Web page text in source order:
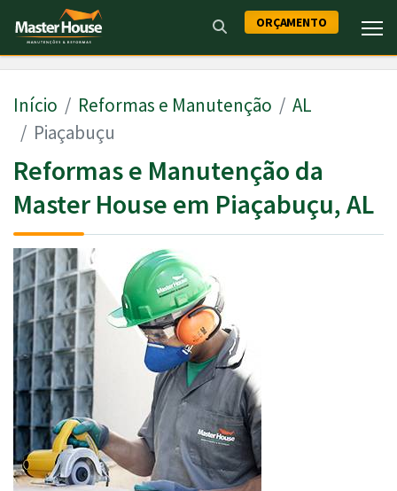
ORÇAMENTO
Início Reformas e Manutenção
AL
Piaçabuçu
Reformas e Manutenção da
Master House em Piaçabuçu, AL